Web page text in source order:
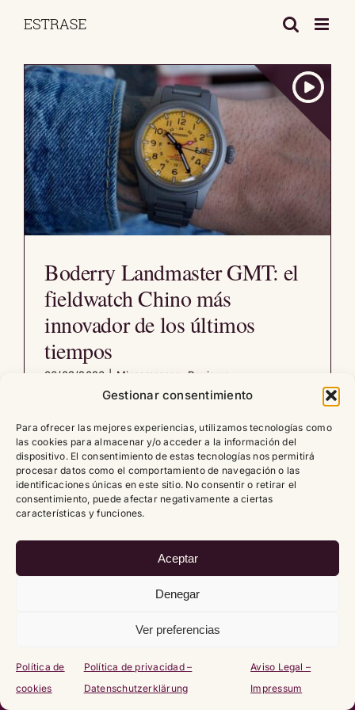
Gestionar consentimiento
Para ofrecer las mejores experiencias, utilizamos tecnologías como
las cookies para almacenar y/o acceder a la información del
dispositivo. El consentimiento de estas tecnologías nos permitirá
procesar datos como el comportamiento de navegación o las
identificaciones únicas en este sitio. No consentir o retirar el
consentimiento, puede afectar negativamente a ciertas
características y funciones.
Aceptar
Denegar
Ver preferencias
Política de
cookies
Política de privacidad –
Datenschutzerklärung
Aviso Legal –
Impressum
Boderry Landmaster GMT: el
fieldwatch Chino más
innovador de los últimos
tiempos
06/03/2026 | Micromarcas Reviews
Leer artículo 0
Copyright2026 |Política de cookies (UE)|Política de
privacidad – Datenschutzerklärung